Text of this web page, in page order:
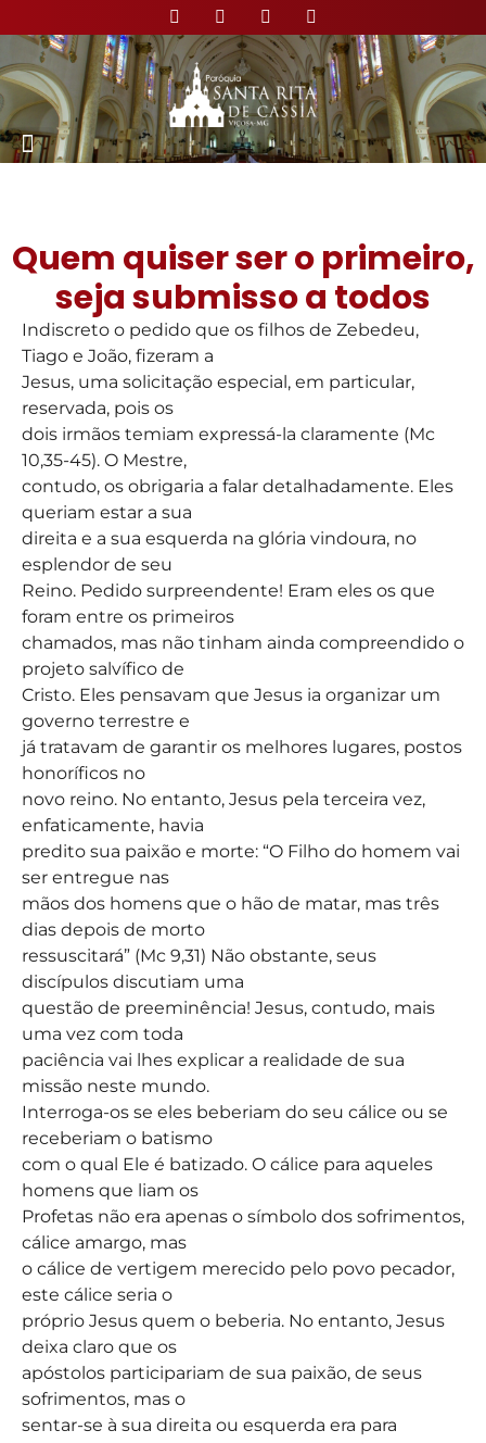
Quem quiser ser o primeiro,
seja submisso a todos
Indiscreto o pedido que os filhos de Zebedeu,
Tiago e João, fizeram a
Jesus, uma solicitação especial, em particular,
reservada, pois os
dois irmãos temiam expressá-la claramente (Mc
10,35-45). O Mestre,
contudo, os obrigaria a falar detalhadamente. Eles
queriam estar a sua
direita e a sua esquerda na glória vindoura, no
esplendor de seu
Reino. Pedido surpreendente! Eram eles os que
foram entre os primeiros
chamados, mas não tinham ainda compreendido o
projeto salvífico de
Cristo. Eles pensavam que Jesus ia organizar um
governo terrestre e
já tratavam de garantir os melhores lugares, postos
honoríficos no
novo reino. No entanto, Jesus pela terceira vez,
enfaticamente, havia
predito sua paixão e morte: “O Filho do homem vai
ser entregue nas
mãos dos homens que o hão de matar, mas três
dias depois de morto
ressuscitará” (Mc 9,31) Não obstante, seus
discípulos discutiam uma
questão de preeminência! Jesus, contudo, mais
uma vez com toda
paciência vai lhes explicar a realidade de sua
missão neste mundo.
Interroga-os se eles beberiam do seu cálice ou se
receberiam o batismo
com o qual Ele é batizado. O cálice para aqueles
homens que liam os
Profetas não era apenas o símbolo dos sofrimentos,
cálice amargo, mas
o cálice de vertigem merecido pelo povo pecador,
este cálice seria o
próprio Jesus quem o beberia. No entanto, Jesus
deixa claro que os
apóstolos participariam de sua paixão, de seus
sofrimentos, mas o
sentar-se à sua direita ou esquerda era para